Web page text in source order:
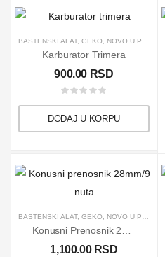
BAŠTENSKI ALAT, GEKO NOVO U PONUDI
Karburator Trimera
900.00 RSD
DODAJ U KORPU
BAŠTENSKI ALAT, GEKO, NOVO U PONUDI
Konusni Prenosnik 28mm/9 Nuta
1,100.00 RSD